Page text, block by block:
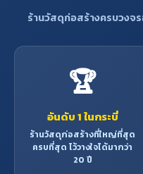
ร้านวัสดุก่อสร้างครบวงจ
🏆
อันดับ 1 ในกระบี่
ร้านวัสดุก่อสร้างที่ใหญ่ที่สุด
ครบที่สุด ไว้วางใจได้มากว่า
20 ปี